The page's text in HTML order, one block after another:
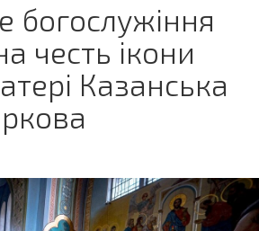
богослужіння
честь ікони
Казанська